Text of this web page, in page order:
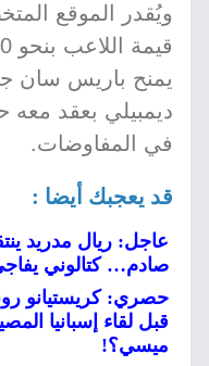
ويُقدر الموقع
يمنح باريس سان
في المفاوضات.
قد يعجبك أيضا :
عاجل: ريال مدريد
صادم… كتالوني
حصري: كريستيانو
قبل لقاء إسبانيا
ميسي؟!